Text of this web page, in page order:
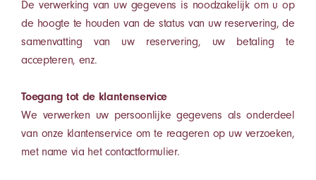
De verwerking van uw gegevens is noodzakelijk om u op
de hoogte te houden van de status van uw reservering, de
samenvatting van uw reservering, uw betaling te
accepteren, enz.
Toegang tot de klantenservice
We verwerken uw persoonlijke gegevens als onderdeel
van onze klantenservice om te reageren op uw verzoeken,
met name via het contactformulier.